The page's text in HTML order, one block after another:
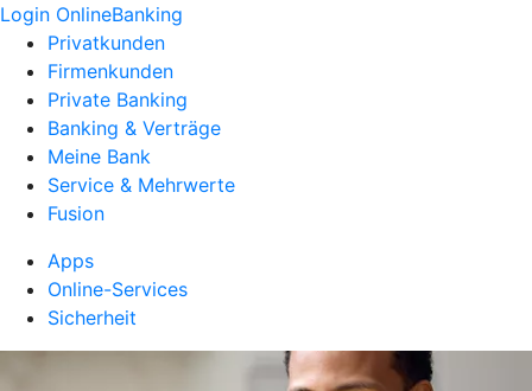
Login OnlineBanking
Privatkunden
Firmenkunden
Private Banking
Banking & Verträge
Meine Bank
Service & Mehrwerte
Fusion
Apps
Online-Services
Sicherheit